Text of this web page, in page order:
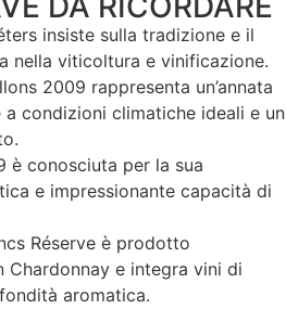
insiste sulla tradizione e il
nella viticoltura e vinificazione.
2009 rappresenta un’annata
a condizioni climatiche ideali e un
è conosciuta per la sua
e impressionante capacità di
Réserve è prodotto
Chardonnay e integra vini di
aromatica.